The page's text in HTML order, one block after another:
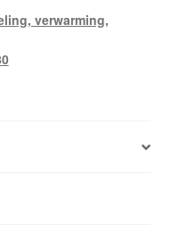
verwarming,